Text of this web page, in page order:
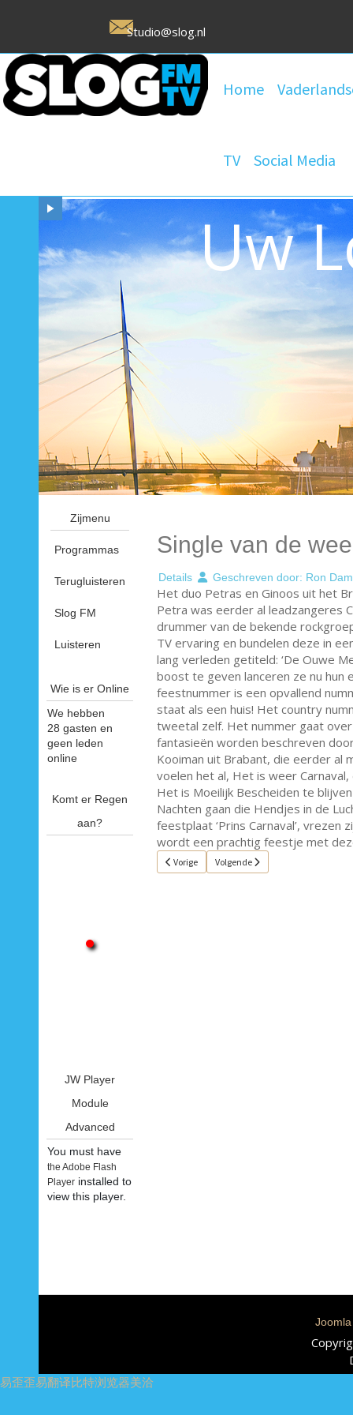
Studio@slog.nl
Home
TV Social Media
Uw
Zijmenu
Programmas
Terugluisteren
Slog FM
Luisteren
Wie is er Online
We hebben
28 gasten en
geen leden
online
Komt er Regen
aan?
JW Player
Module
Advanced
You must have
the Adobe Flash
Player installed to
view this player.
Single van de
Details Geschreven door: Ron Dam
Het duo Petras en Ginoos uit het
Petra was eerder al leadzangeres
drummer van de bekende
TV ervaring en bundelen deze in
lang verleden getiteld: ‘De Ouwe
boost te geven lanceren ze nu hun
feestnummer is een opvallend
staat als een huis! Het country
tweetal zelf. Het nummer gaat
fantasieën worden beschreven
Kooiman uit Brabant, die eerder al
voelen het al, Het is weer
Het is Moeilijk Bescheiden te
Nachten gaan die Hendjes in de
feestplaat ‘Prins Carnaval’,
wordt een prachtig feestje met
Vorig artikel: Single van de week 4
Vorige Volgende artikel: Single van de
Volgende
易歪歪易翻译比特浏览器美洽